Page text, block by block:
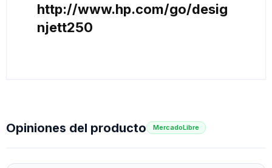
http://www.hp.com/go/desig
njett250
Opiniones del producto MercadoLibre